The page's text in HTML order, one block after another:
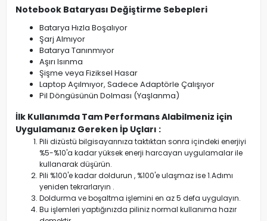
Notebook Bataryası Değiştirme Sebepleri
Batarya Hızla Boşalıyor
Şarj Almıyor
Batarya Tanınmıyor
Aşırı Isınma
Şişme veya Fiziksel Hasar
Laptop Açılmıyor, Sadece Adaptörle Çalışıyor
Pil Döngüsünün Dolması (Yaşlanma)
İlk Kullanımda Tam Performans Alabilmeniz için
Uygulamanız Gereken İp Uçları :
Pili dizüstü bilgisayarınıza taktıktan sonra içindeki enerjiyi
%5-%10'a kadar yüksek enerji harcayan uygulamalar ile
kullanarak düşürün.
Pili %100'e kadar doldurun , %100'e ulaşmaz ise 1.Adımı
yeniden tekrarlaryın .
Doldurma ve boşaltma işlemini en az 5 defa uygulayın.
Bu işlemleri yaptığınızda piliniz normal kullanıma hazır